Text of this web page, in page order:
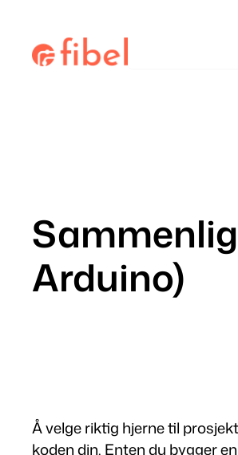
innhold
Søk
Arduino)
Å velge riktig hjerne til
koden din. Enten du bygger